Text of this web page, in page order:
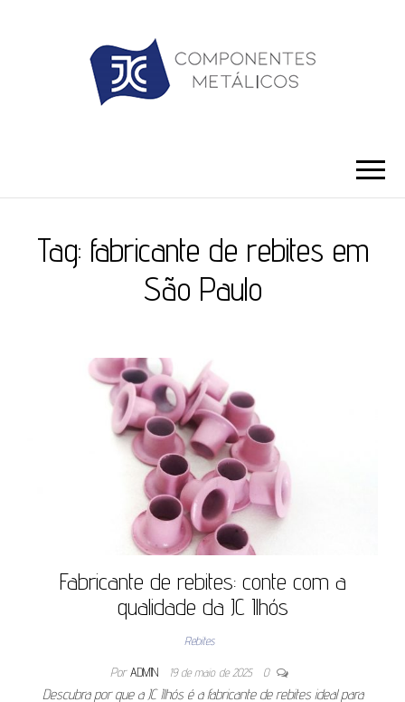
Tag: fabricante de rebites em
São Paulo
Fabricante de rebites: conte com a
qualidade da JC Ilhós
Rebites
Por ADMIN 19 de maio de 2025 0
Descubra por que a JC Ilhós é a fabricante de rebites ideal para